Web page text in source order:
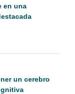
en una
un cerebro